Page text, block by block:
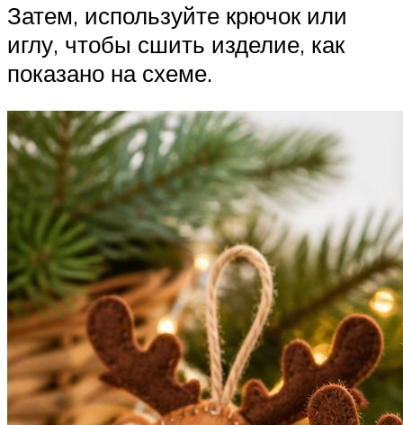
Затем, используйте крючок или
иглу, чтобы сшить изделие, как
показано на схеме.